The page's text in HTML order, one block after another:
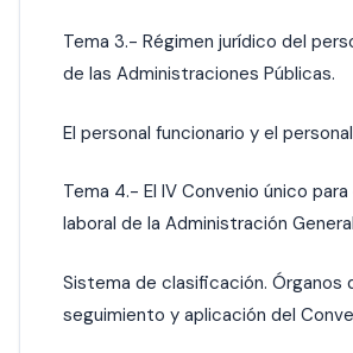
Tema 3.- Régimen jurídico del
de las Administraciones Públicas.
El personal funcionario y el
Tema 4.- El IV Convenio único
laboral de la Administración
Sistema de clasificación. Órganos
seguimiento y aplicación del